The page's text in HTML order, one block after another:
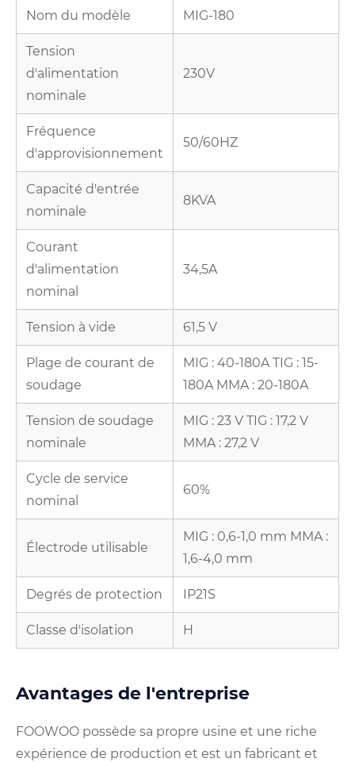
Nom du modèle MIG-180
Tension
d'alimentation
nominale
230V
Fréquence
d'approvisionnement
50/60HZ
Capacité d'entrée
nominale
8KVA
Courant
d'alimentation
nominal
34,5A
Tension à vide 61,5 V
Plage de courant de
soudage
MIG : 40-180A TIG : 15-
180A MMA : 20-180A
Tension de soudage
nominale
MIG : 23 V TIG : 17,2 V
MMA : 27,2 V
Cycle de service
nominal
60%
Électrode utilisable
MIG : 0,6-1,0 mm MMA :
1,6-4,0 mm
Degrés de protection IP21S
Classe d'isolation H
Avantages de l'entreprise
FOOWOO possède sa propre usine et une riche
expérience de production et est un fabricant et